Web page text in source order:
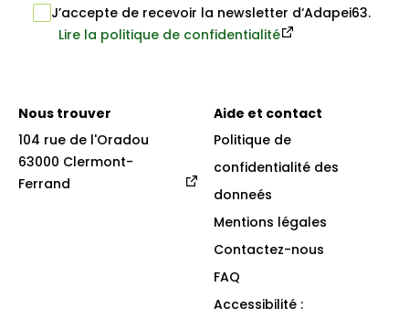
J’accepte de recevoir la newsletter d‘Adapei63.
Lire la politique de confidentialité
Nous trouver
104 rue de l'Oradou
63000 Clermont-
Ferrand
Aide et contact
Politique de
confidentialité des
donneés
Mentions légales
Contactez-nous
FAQ
Accessibilité :